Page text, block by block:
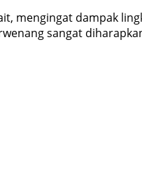
mengingat dampak
sangat